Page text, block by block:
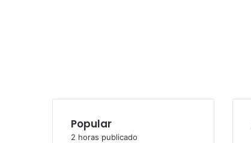
Popular
2 horas publicado